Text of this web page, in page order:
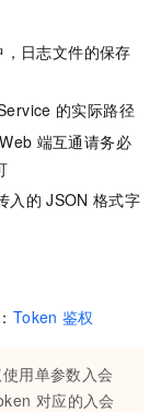
日志文件的保存
的实际路径
Web 端互通请务必
入的 JSON 格式字
Token 鉴权
用单参数入会
对应的入会